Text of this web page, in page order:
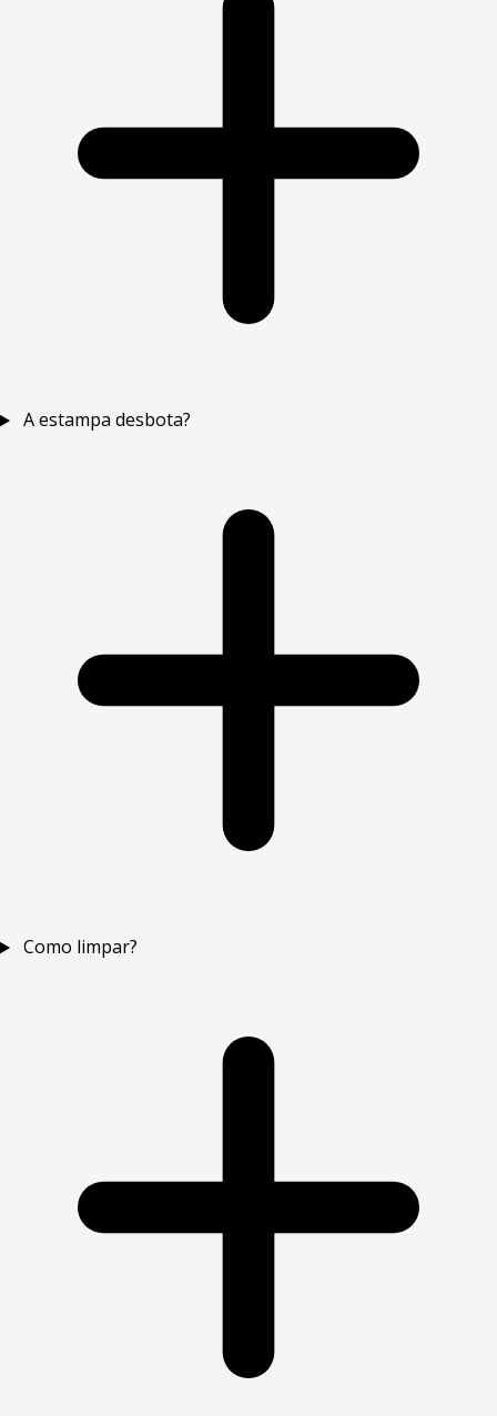
A estampa desbota?
Como limpar?